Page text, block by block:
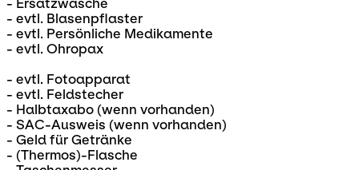
- Ersatzwäsche
- evtl. Blasenpflaster
- evtl. Persönliche Medikamente
- evtl. Ohropax
- evtl. Fotoapparat
- evtl. Feldstecher
- Halbtaxabo (wenn vorhanden)
- SAC-Ausweis (wenn vorhanden)
- Geld für Getränke
- (Thermos)-Flasche